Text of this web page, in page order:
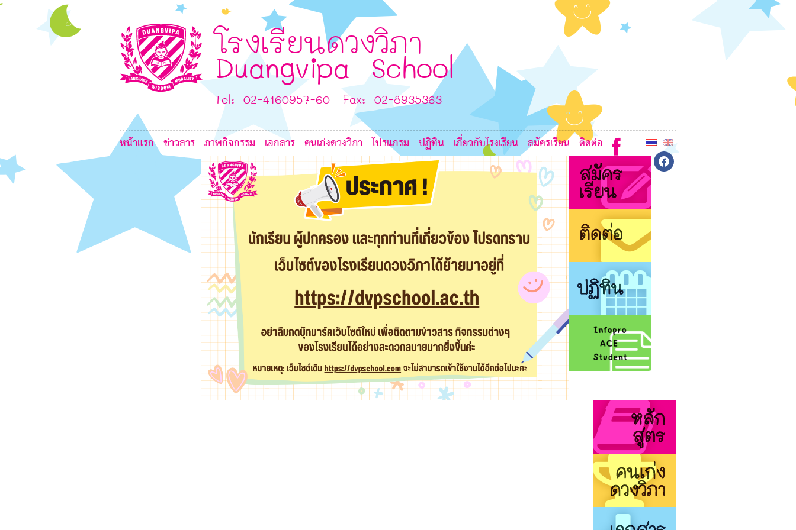
โรงเรียนดวงวิภา
Duangvipa School
Tel: 02-4160957-60 Fax: 02-8935363
หน้าแรก ข่าวสาร ภาพกิจกรรม เอกสาร คนเก่งดวงวิภา โปรแกรม ปฏิทิน เกี่ยวกับโรงเรียน สมัครเรียน ติดต่อ
facebook
6
8
6
7
8
8
8
8
7
6
8
6
7
6
6
L
G
K
L